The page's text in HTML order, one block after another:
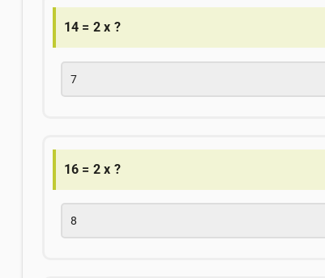
14 = 2 x ?
7
16 = 2 x ?
8